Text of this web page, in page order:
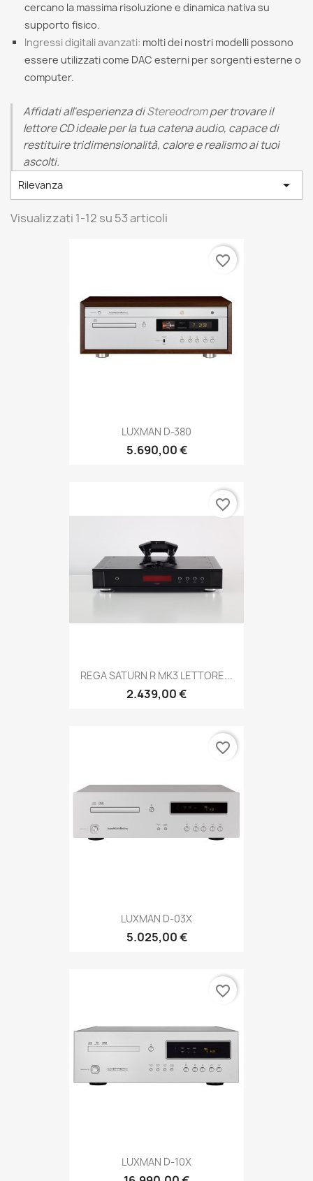
cercano la massima risoluzione e dinamica nativa su
supporto fisico.
Ingressi digitali avanzati: molti dei nostri modelli possono
essere utilizzati come DAC esterni per sorgenti esterne o
computer.
Affidati all'esperienza diStereodromper trovare il
lettore CD ideale per la tua catena audio, capace di
restituire tridimensionalità, calore e realismo ai tuoi
ascolti.
Rilevanza 
Visualizzati 1-12 su 53 articoli
LUXMAN D-380
5.690,00 €
favorite_border
REGA SATURN R MK3 LETTORE...
2.439,00 €
favorite_border
LUXMAN D-03X
5.025,00 €
favorite_border
LUXMAN D-10X
favorite_border